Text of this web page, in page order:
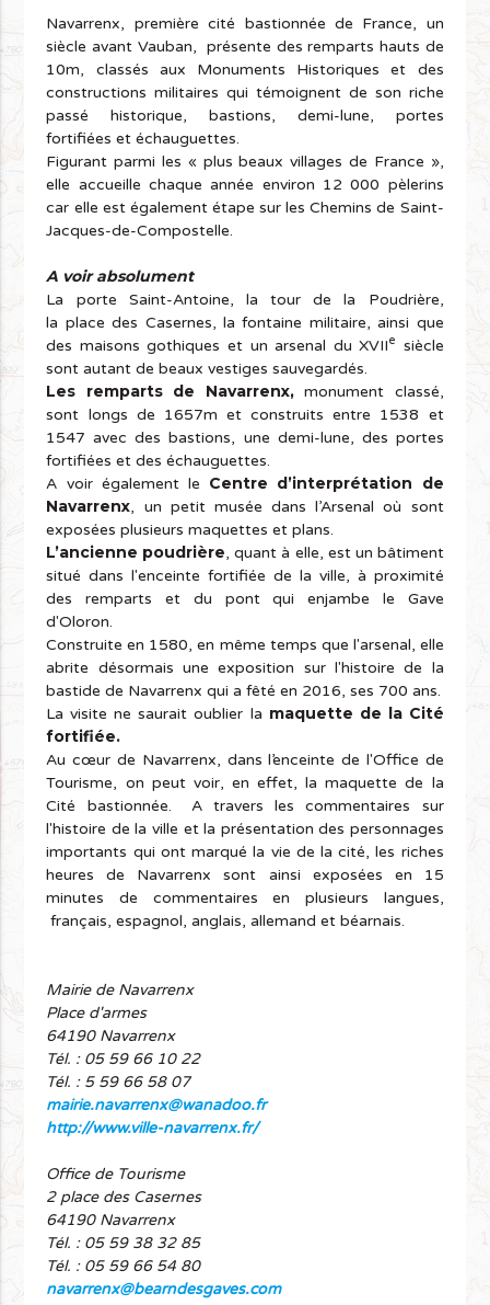
Navarrenx, première cité bastionnée de France, un
siècle avant Vauban, présente des remparts hauts de
10m, classés aux Monuments Historiques et des
constructions militaires qui témoignent de son riche
passé historique, bastions, demi-lune, portes
fortifiées et échauguettes.
Figurant parmi les « plus beaux villages de France »,
elle accueille chaque année environ 12 000 pèlerins
car elle est également étape sur les Chemins de Saint-
Jacques-de-Compostelle.
A voir absolument
La porte Saint-Antoine, la tour de la Poudrière,
la place des Casernes, la fontaine militaire, ainsi que
des maisons gothiques et un arsenal du XVIIe
siècle
sont autant de beaux vestiges sauvegardés.
Les remparts de Navarrenx,monument classé,
sont longs de 1657m et construits entre 1538 et
1547 avec des bastions, une demi-lune, des portes
fortifiées et des échauguettes.
A voir également le Centre d’interprétation de
Navarrenx, un petit musée dans l’Arsenal où sont
exposées plusieurs maquettes et plans.
L’ancienne poudrière, quant à elle, est un bâtiment
situé dans l'enceinte fortifiée de la ville, à proximité
des remparts et du pont qui enjambe le Gave
d'Oloron.
Construite en 1580, en même temps que l'arsenal, elle
abrite désormais une exposition sur l'histoire de la
bastide de Navarrenx qui a fêté en 2016, ses 700 ans.
La visite ne saurait oublier la maquette de la Cité
fortifiée.
Au cœur de Navarrenx, dans l’enceinte de l'Office de
Tourisme, on peut voir, en effet, la maquette de la
Cité bastionnée. A travers les commentaires sur
l'histoire de la ville et la présentation des personnages
importants qui ont marqué la vie de la cité, les riches
heures de Navarrenx sont ainsi exposées en 15
minutes de commentaires en plusieurs langues,
français, espagnol, anglais, allemand et béarnais.
Mairie de Navarrenx
Place d'armes
64190 Navarrenx
Tél. : 05 59 66 10 22
Tél. : 5 59 66 58 07
mairie.navarrenx@wanadoo.fr
http://www.ville-navarrenx.fr/
Office de Tourisme
2 place des Casernes
64190 Navarrenx
Tél. : 05 59 38 32 85
Tél. : 05 59 66 54 80
navarrenx@bearndesgaves.com